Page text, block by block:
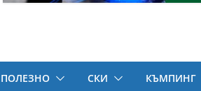
ПОЛЕЗНО СКИ КЪМПИНГ